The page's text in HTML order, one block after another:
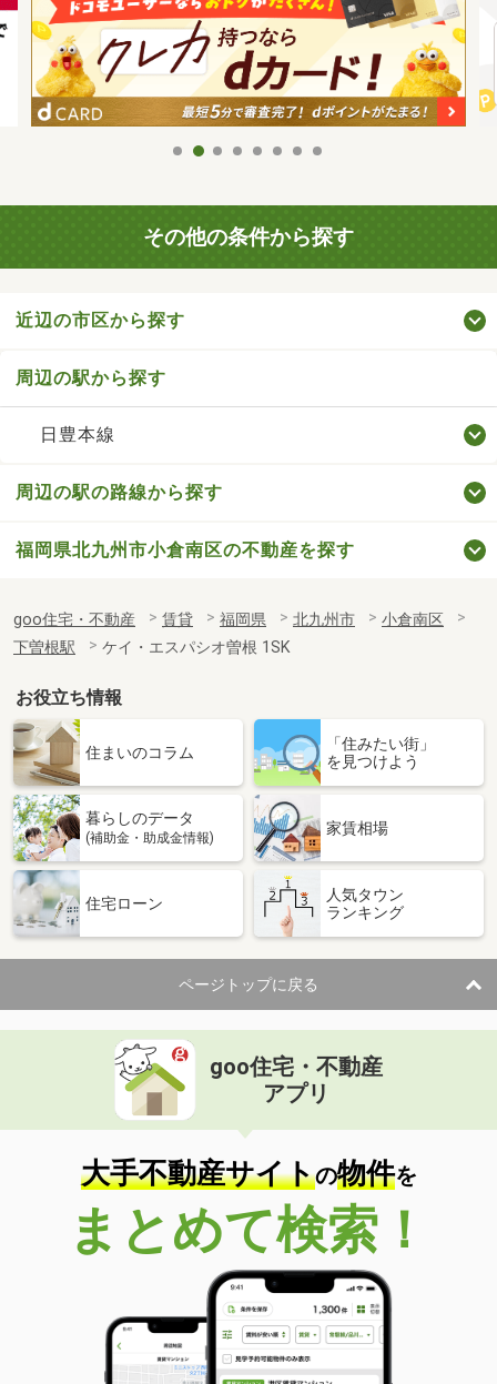
その他の条件から探す
近辺の市区から探す
周辺の駅から探す
日豊本線
周辺の駅の路線から探す
福岡県北九州市小倉南区の不動産を探す
goo住宅・不動産 賃貸 福岡県 北九州市
小倉南区
下曽根駅
ケイ・エスパシオ曽根 1SK
お役立ち情報
住まいのコラム
「住みたい街」
を見つけよう
暮らしのデータ
(補助金・助成金情報)
家賃相場
住宅ローン
人気タウン
ランキング
ページトップに戻る
goo住宅・不動産
アプリ
大手不動産サイトの物件を
まとめて検索！